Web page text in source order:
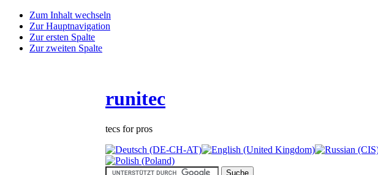
Zum Inhalt wechseln
Zur Hauptnavigation
Zur ersten Spalte
Zur zweiten Spalte
runitec
tecs for pros